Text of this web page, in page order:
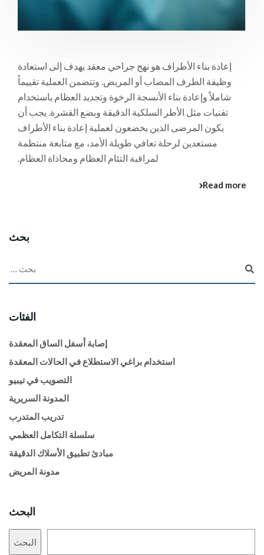
إعادة بناء الأطراف هو نهج جراحي معقد يهدف إلى استعادة
وظيفة الطرف المصاب أو المريض. وتتضمن العملية تقييماً
شاملاً وإعادة بناء الأنسجة الرخوة وتجديد العظام باستخدام
تقنيات مثل الأطر السلكية الدقيقة وبضع القشرة. يجب أن
يكون المرضى الذين يخضعون لعملية إعادة بناء الأطراف
مستعدين لرحلة تعافي طويلة الأمد، مع متابعة منتظمة
لمراقبة التئام العظام ومحاذاة العظام.
Read more
بحث
الفئات
إصابة أسفل الساق المعقدة
استخدام براغي الاستطلاع في الحالات المعقدة
التصويب في تيبيو
المدونة السريرية
تدريب المتدرب
سلسلة التكامل العظمي
مبادئ تطبيق الأسلاك الدقيقة
مدونة المريض
البحث
البحث